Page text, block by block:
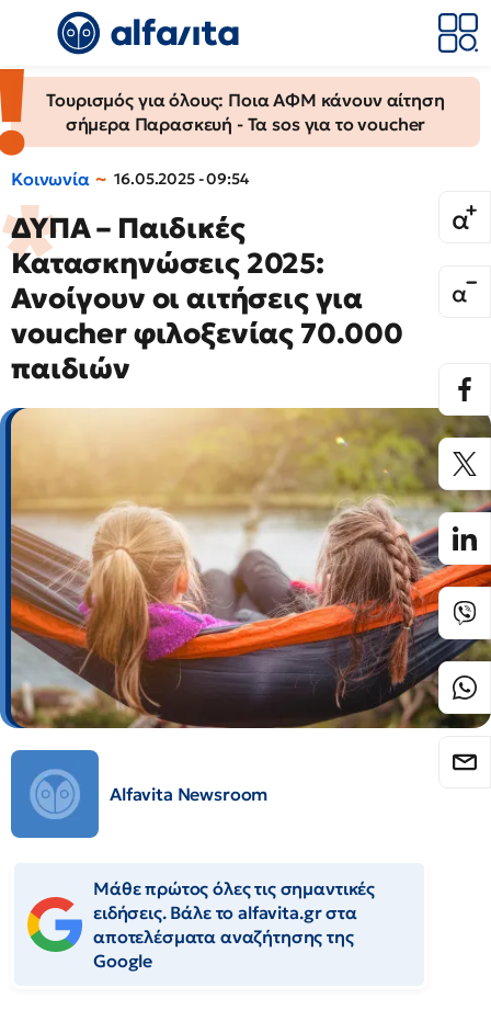
Τουρισμός για όλους: Ποια ΑΦΜ κάνουν αίτηση
σήμερα Παρασκευή - Τα sos για το voucher
Κοινωνία 16.05.2025 - 09:54
ΔΥΠΑ – Παιδικές
Κατασκηνώσεις 2025:
Ανοίγουν οι αιτήσεις για
voucher φιλοξενίας 70.000
παιδιών
Alfavita Newsroom
Μάθε πρώτος όλες τις σημαντικές
ειδήσεις. Βάλε το alfavita.gr στα
αποτελέσματα αναζήτησης της
Google